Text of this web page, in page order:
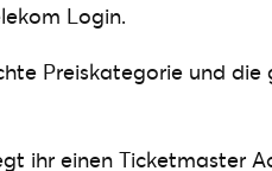
Login.
Preiskategorie und die
ihr einen Ticketmaster